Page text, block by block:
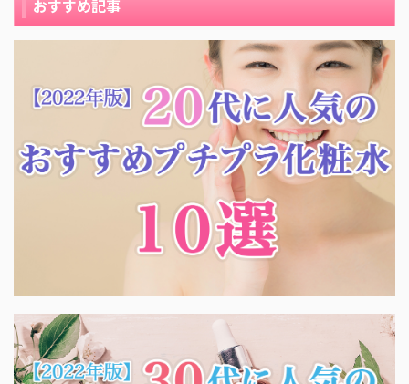
おすすめ記事